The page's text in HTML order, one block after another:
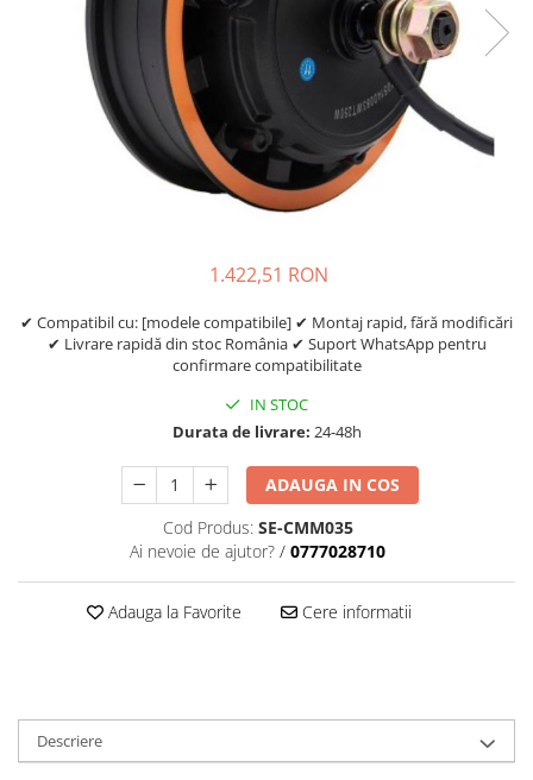
https://www.doctortrotineta.ro/lumini
Stop trotineta
https://www.doctortrotineta.ro/cadru
1.422,51 RON
✔ Compatibil cu: [modele compatibile] ✔ Montaj rapid, fără modificări
✔ Livrare rapidă din stoc România ✔ Suport WhatsApp pentru
confirmare compatibilitate
IN STOC
Durata de livrare: 24-48h
ADAUGA IN COS
Cod Produs: SE-CMM035
Ai nevoie de ajutor? / 0777028710
Adauga la Favorite Cere informatii
Descriere